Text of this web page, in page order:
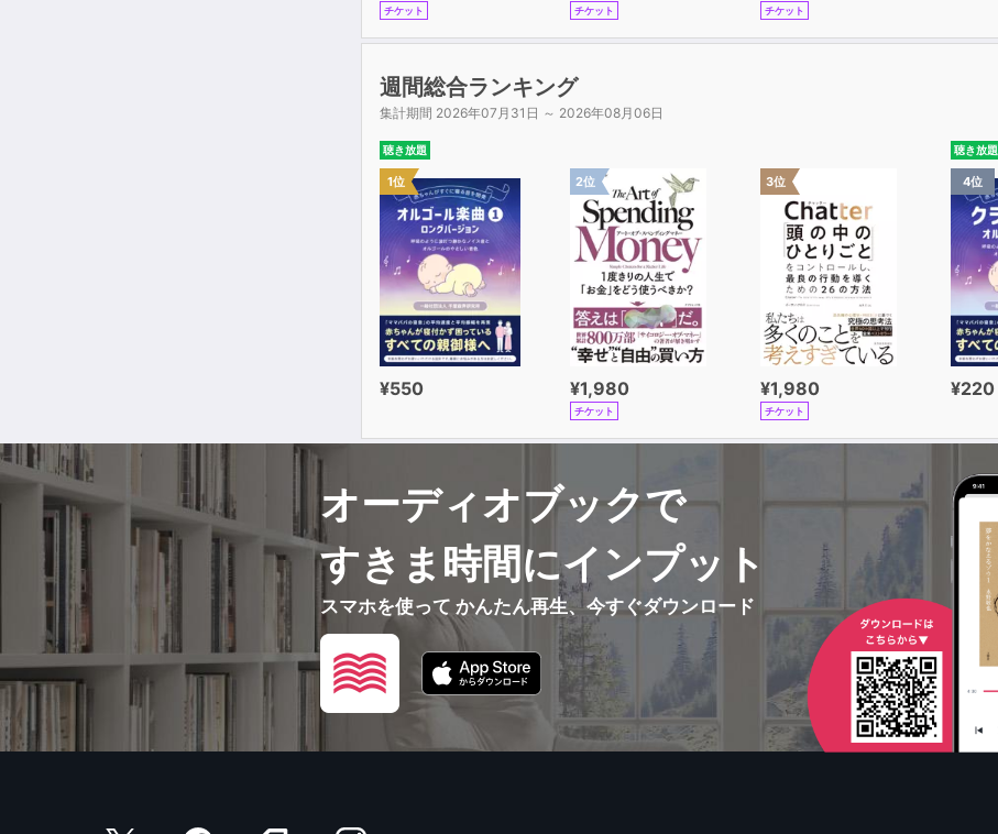
チケット チケット チケット
週間総合ランキング
集計期間 2026年07月31日 ～ 2026年08月06日
聴き放題
1位
¥550
2位
¥1,980
チケット
3位
¥1,980
チケット
聴き放題
4位
¥220
オーディオブックで
すきま時間にインプット
スマホを使って かんたん再生、今すぐダウンロード